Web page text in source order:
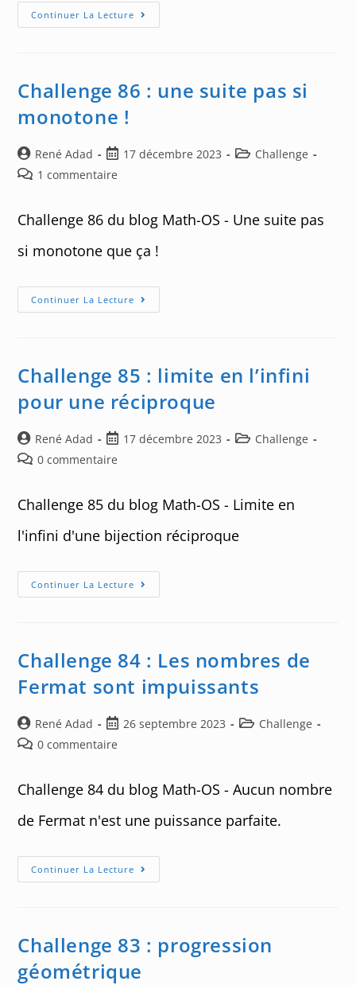
Continuer La Lecture Bêta
Et
Challenge 86 : une suite pas si
monotone !
Auteur/autrice
de
René Adad
Post
published:
17 décembre 2023
PostChallenge
Post1 commentaire
Challenge 86 du blog Math-OS - Une suite pas
si monotone que ça !
Continuer La Lecture Challenge
86
Si
Monotone
Challenge 85 : limite en l’infini
pour une réciproque
Auteur/autrice
de
René Adad
Post
published:
17 décembre 2023
PostChallenge
Post0 commentaire
Challenge 85 du blog Math-OS - Limite en
l'infini d'une bijection réciproque
Continuer La Lecture Challenge
85
Pour
Une
Challenge 84 : Les nombres de
Fermat sont impuissants
Auteur/autrice
de
René Adad
Post
published:
26 septembre 2023
PostChallenge
Post0 commentaire
Challenge 84 du blog Math-OS - Aucun nombre
de Fermat n'est une puissance parfaite.
Continuer La Lecture Challenge
84
Fermat
Sont
Impuissants
Challenge 83 : progression
géométrique